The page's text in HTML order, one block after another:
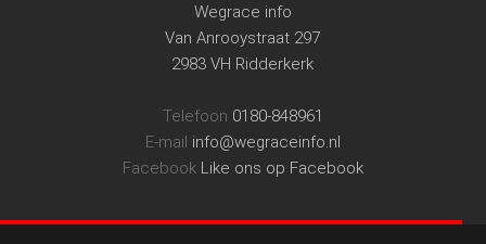
Wegrace info
Van Anrooystraat 297
2983 VH Ridderkerk
Telefoon 0180-848961
E-mail info@wegraceinfo.nl
Facebook Like ons op Facebook